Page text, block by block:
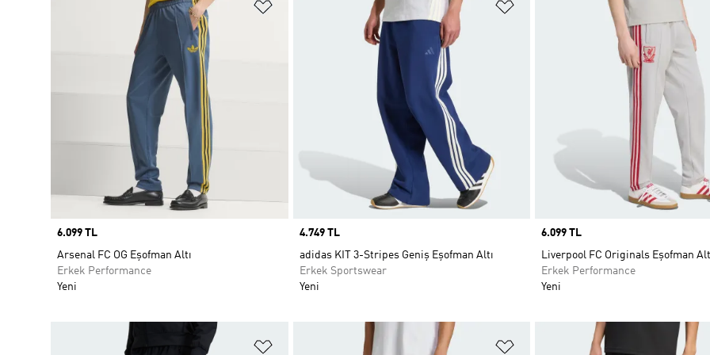
Favori Listesine Ekle
Price
6.099 TL
Arsenal FC OG Eşofman Altı
Erkek Performance
Yeni
Favori Listesine Ekle
Price
4.749 TL
adidas KIT 3-Stripes Geniş Eşofman Altı
Erkek Sportswear
Yeni
Price
6.099 TL
Liverpool FC Originals Eşofman
Erkek Performance
Yeni
Favori Listesine Ekle Favori Listesine Ekle